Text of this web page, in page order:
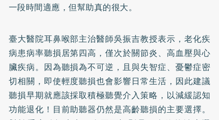
一段時間適應，但幫助真的很大。
臺大醫院耳鼻喉部主治醫師吳振吉教授表示，老化疾
病患病率聽損居第四高，僅次於關節炎、高血壓與心
臟疾病。因為聽損為不可逆，且與失智症、憂鬱症密
切相關，即使輕度聽損也會影響日常生活，因此建議
聽損早期就應該採取積極聽覺介入策略，以減緩認知
功能退化！目前助聽器仍然是高齡聽損的主要選擇。